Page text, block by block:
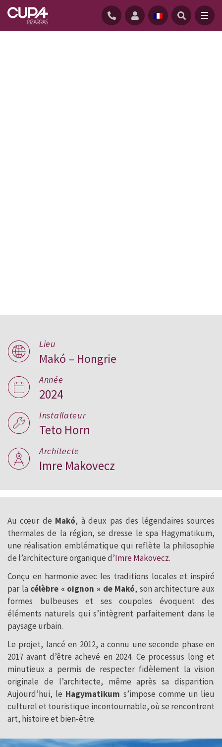
Hongrie
Lieu
Makó – Hongrie
Année
2024
Installateur
Teto Horn
Architecte
Imre Makovecz
Au cœur de Makó, à deux pas des légendaires sources
thermales de la région, se dresse le spa Hagymatikum,
une réalisation emblématique qui reflète la philosophie
de l’architecture organique d’Imre Makovecz.
Conçu en harmonie avec les traditions locales et inspiré
par la célèbre « oignon » de Makó, son architecture aux
formes bulbeuses et ses coupoles évoquent des
éléments naturels qui s’intègrent parfaitement dans le
paysage urbain.
Le projet, lancé en 2012, a connu une seconde phase en
2017 avant d’être achevé en 2024. Ce processus long et
minutieux a permis de respecter fidèlement la vision
originale de l’architecte, même après sa disparition.
Aujourd’hui, le Hagymatikum s’impose comme un lieu
culturel et touristique incontournable, où se rencontrent
art, histoire et bien-être.